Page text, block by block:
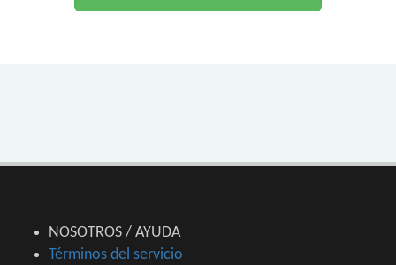
NOSOTROS / AYUDA
Términos del servicio